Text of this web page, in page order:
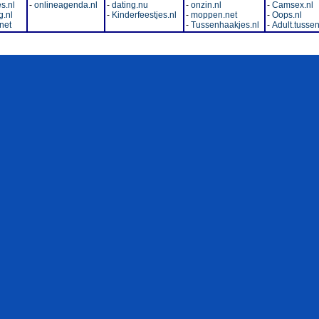
- onlineagenda.nl
- dating.nu
- Kinderfeestjes.nl
- onzin.nl
- moppen.net
- Tussenhaakjes.nl
- Camsex.nl
- Oops.nl
-